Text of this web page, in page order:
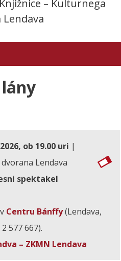
– Kulturnega
ob 19.00 uri |
Lendava
spektakel
Centru Bánffy(Lendava,
577 667).
– ZKMN Lendava